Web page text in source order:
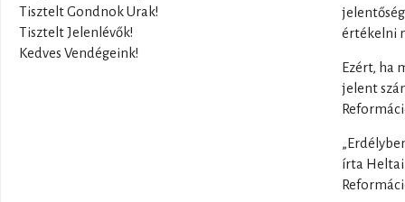
Tisztelt Gondnok Urak!
Tisztelt Jelenlévők!
Kedves Vendégeink!
értékelni
Ezért, ha
jelent
írta Heltai